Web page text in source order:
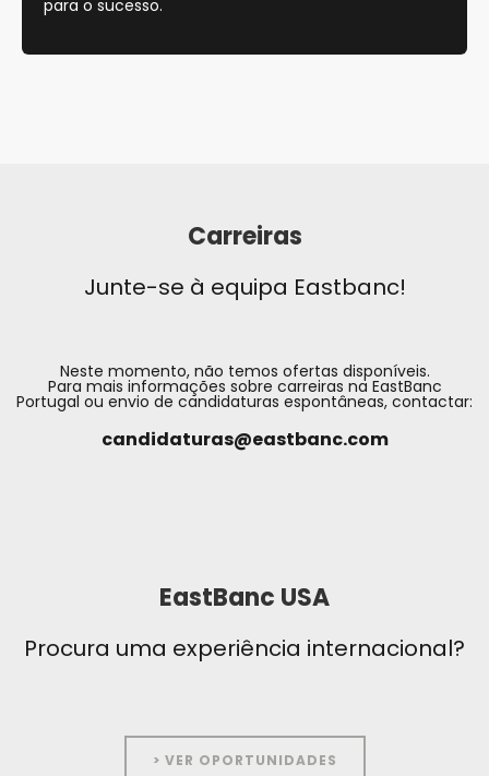
para o sucesso.
Carreiras
Junte-se à equipa Eastbanc!
Neste momento, não temos ofertas disponíveis.
Para mais informações sobre carreiras na EastBanc
Portugal ou envio de candidaturas espontâneas, contactar:
candidaturas@eastbanc.com
EastBanc USA
Procura uma experiência internacional?
> VER OPORTUNIDADES